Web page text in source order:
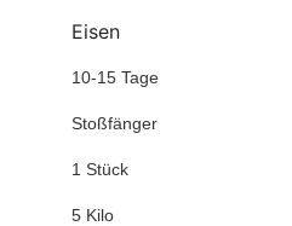
Eisen
10-15 Tage
Stoßfänger
1 Stück
5 Kilo